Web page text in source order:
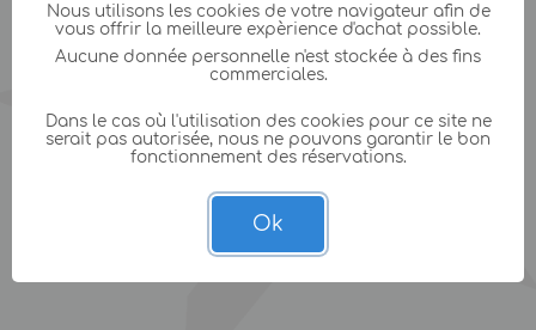
Nous utilisons les cookies de votre navigateur afin de
vous offrir la meilleure expèrience d'achat possible.
Aucune donnée personnelle n'est stockée à des fins
commerciales.
Dans le cas où l'utilisation des cookies pour ce site ne
serait pas autorisée, nous ne pouvons garantir le bon
fonctionnement des réservations.
Ok